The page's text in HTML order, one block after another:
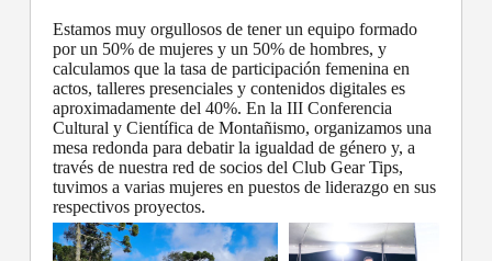
Estamos muy orgullosos de tener un equipo formado
por un 50% de mujeres y un 50% de hombres, y
calculamos que la tasa de participación femenina en
actos, talleres presenciales y contenidos digitales es
aproximadamente del 40%. En la III Conferencia
Cultural y Científica de Montañismo, organizamos una
mesa redonda para debatir la igualdad de género y, a
través de nuestra red de socios del Club Gear Tips,
tuvimos a varias mujeres en puestos de liderazgo en sus
respectivos proyectos.